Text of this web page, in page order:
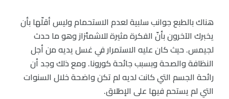
هناك بالطبع جوانب سلبية لعدم الاستحمام وليس أقلّها بأن
يخبرك الآخرون بأنّ الفكرة مثيرة للاشمئزاز وهو ما حدث
لجيمس. حيث كان عليه الاستمرار في غسل يديه من أجل
النظافة والصحة وبسبب جائحة كورونا. ومع ذلك وجد أن
رائحة الجسم التي كانت لديه لم تكن واضحة خلال السنوات
التي لم يستحم فيها على الإطلاق.